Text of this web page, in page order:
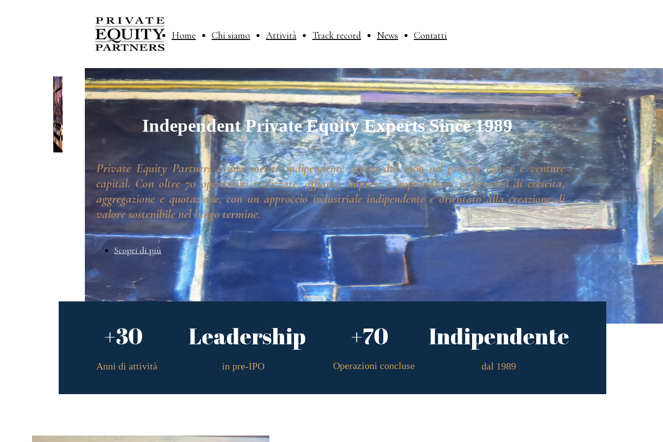
Home Chi siamo Attività Track record News Contatti
Independent Private Equity Experts Since 1989
Private Equity Partners è una società indipendente attiva dal 1989 nel private equity e venture
capital. Con oltre 70 operazioni realizzate, affianca imprese e imprenditori in percorsi di crescita,
aggregazione e quotazione, con un approccio industriale indipendente e orientato alla creazione di
valore sostenibile nel lungo termine.
Scopri di più
Indipendente
+70
Leadership
+30
Operazioni concluse dal 1989
in pre-IPO
Anni di attività